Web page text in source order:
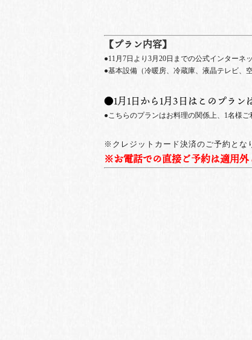
【プラン内容】
●11月7日より3月20日までの公式インターネ
●基本設備（冷暖房、冷蔵庫、液晶テレビ、
●1月1日から1月3日はこのプラン
●こちらのプランはお料理の関係上、1名様ご
※クレジットカード決済のご予約とな
※お電話での直接ご予約は適用外